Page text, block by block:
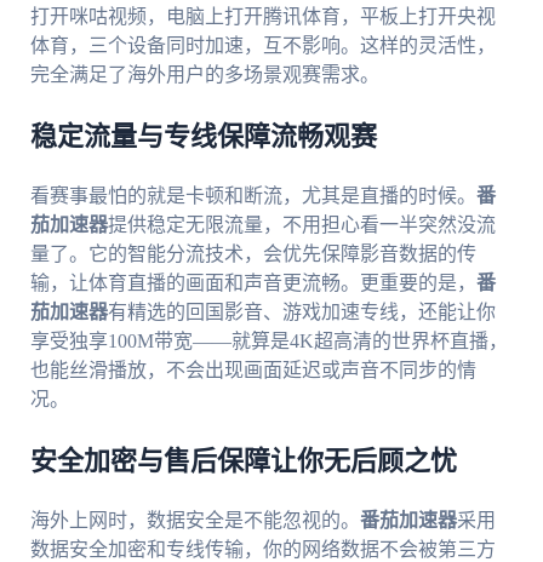
打开咪咕视频，电脑上打开腾讯体育，平板上打开央视
体育，三个设备同时加速，互不影响。这样的灵活性，
完全满足了海外用户的多场景观赛需求。
稳定流量与专线保障流畅观赛
看赛事最怕的就是卡顿和断流，尤其是直播的时候。 番
茄加速器提供稳定无限流量，不用担心看一半突然没流
量了。它的智能分流技术，会优先保障影音数据的传
输，让体育直播的画面和声音更流畅。更重要的是， 番
茄加速器有精选的回国影音、游戏加速专线，还能让你
享受独享100M带宽——就算是4K超高清的世界杯直播，
也能丝滑播放，不会出现画面延迟或声音不同步的情
况。
安全加密与售后保障让你无后顾之忧
海外上网时，数据安全是不能忽视的。 番茄加速器采用
数据安全加密和专线传输，你的网络数据不会被第三方